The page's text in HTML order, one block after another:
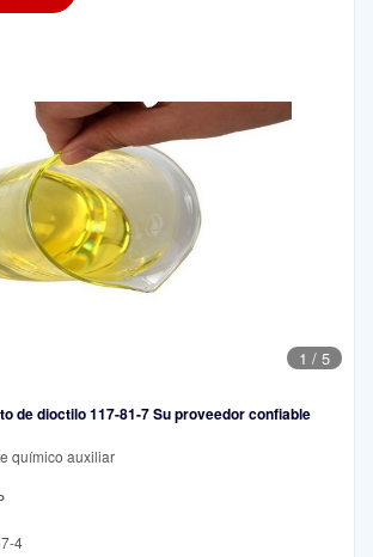
1 / 5
de dioctilo 117-81-7 Su proveedor confiable
químico auxiliar
4